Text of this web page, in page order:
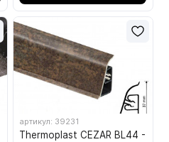
артикул: 39231
Thermoplast CEZAR BL44 -